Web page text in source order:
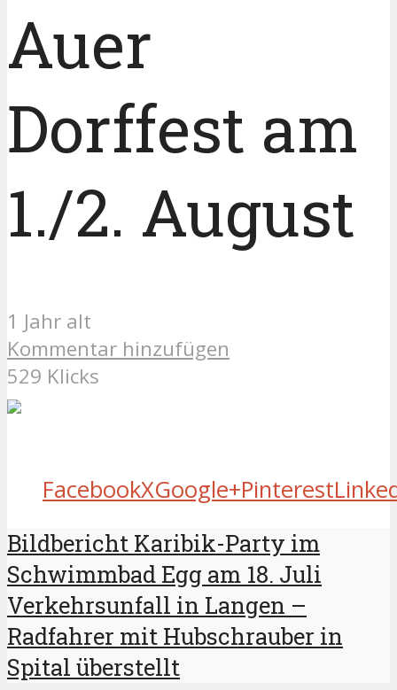
Auer
Dorffest am
1./2. August
1 Jahr alt
Kommentar hinzufügen
529 Klicks
FacebookXGoogle+Pinterest
Bildbericht Karibik-Party im
Schwimmbad Egg am 18. Juli
Verkehrsunfall in Langen –
Radfahrer mit Hubschrauber in
Spital überstellt